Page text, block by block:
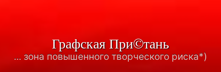
Графская При©тань
... зона повышенного творческого риска*)